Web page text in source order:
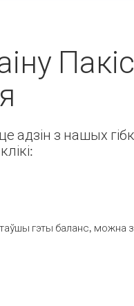
з нашых
гэты баланс, можна